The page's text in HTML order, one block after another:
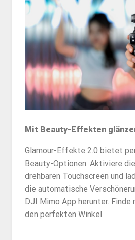
Mit Beauty-Effekten
Glamour-Effekte 2.0 bietet
Beauty-Optionen. Aktiviere
drehbaren Touchscreen und
die automatische
DJI Mimo App herunter. Finde
den perfekten Winkel.